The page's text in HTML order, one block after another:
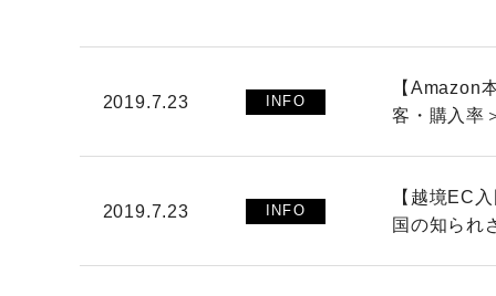
2019.7.23 INFO
【Amazon
客・購入率
2019.7.23 INFO
【越境EC
国の知られ